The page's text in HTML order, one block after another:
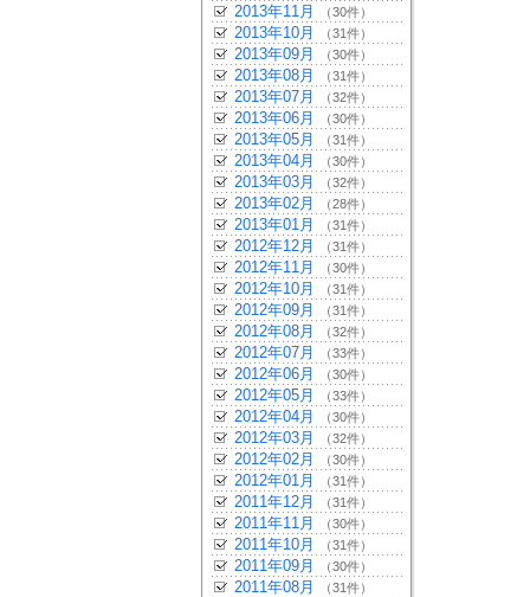
2013年11月 （30件）
2013年10月 （31件）
2013年09月 （30件）
2013年08月 （31件）
2013年07月 （32件）
2013年06月 （30件）
2013年05月 （31件）
2013年04月 （30件）
2013年03月 （32件）
2013年02月 （28件）
2013年01月 （31件）
2012年12月 （31件）
2012年11月 （30件）
2012年10月 （31件）
2012年09月 （31件）
2012年08月 （32件）
2012年07月 （33件）
2012年06月 （30件）
2012年05月 （33件）
2012年04月 （30件）
2012年03月 （32件）
2012年02月 （30件）
2012年01月 （31件）
2011年12月 （31件）
2011年11月 （30件）
2011年10月 （31件）
2011年09月 （30件）
2011年08月 （31件）